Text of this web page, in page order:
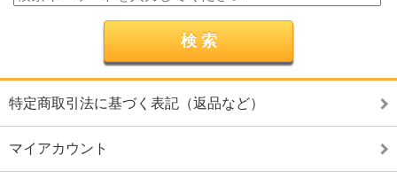
特定商取引法に基づく表記（返品など）
マイアカウント